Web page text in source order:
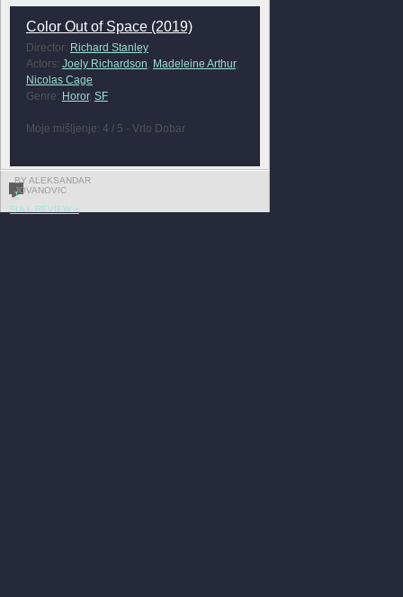
Color Out of Space (2019)
Director: Richard Stanley
Actors: Joely Richardson Madeleine Arthur,
Nicolas Cage
Genre: Horor, SF
Moje mišljenje: 4 / 5 - Vrlo Dobar
BY ALEKSANDAR
JOVANOVIC
1
FULL REVIEW »